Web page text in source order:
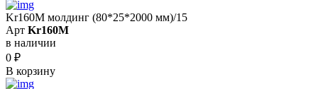
Kr160M молдинг (80*25*2000 мм)/15
Арт Kr160M
в наличии
0 ₽
В корзину